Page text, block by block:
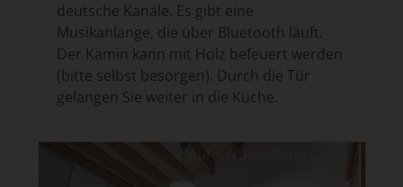
deutsche Kanäle. Es gibt eine
Musikanlange, die über Bluetooth läuft.
Der Kamin kann mit Holz befeuert werden
(bitte selbst besorgen). Durch die Tür
gelangen Sie weiter in die Küche.